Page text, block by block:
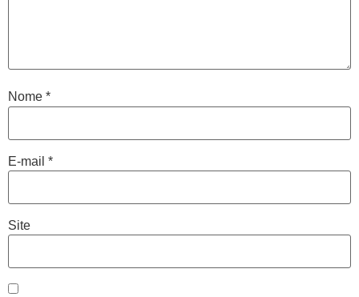
Nome *
E-mail *
Site